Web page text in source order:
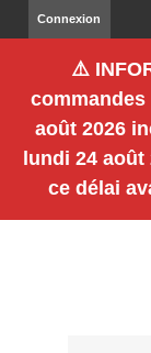
Connexion
⚠️
commandes
août 2026
lundi 24 août
ce délai